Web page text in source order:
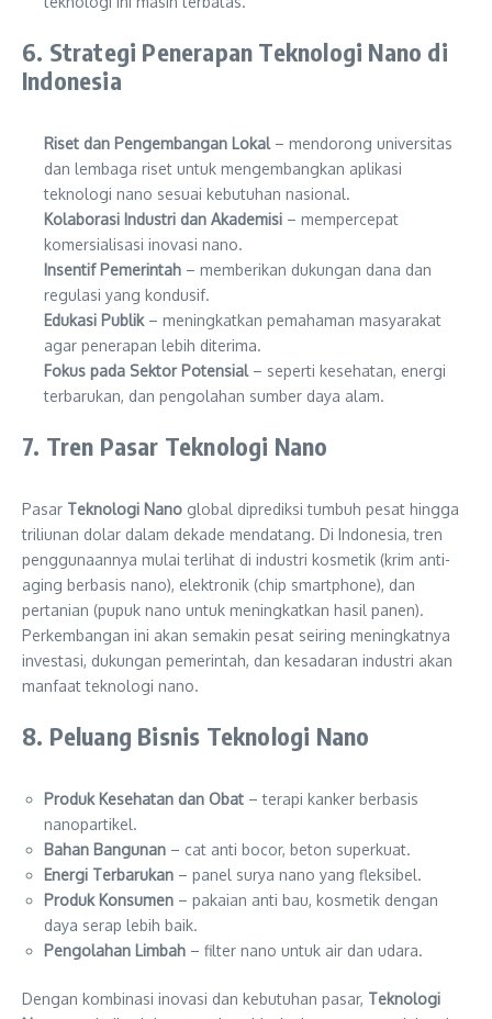
6. Strategi Penerapan Teknologi Nano di
Indonesia
Riset dan Pengembangan Lokal– mendorong universitas
dan lembaga riset untuk mengembangkan aplikasi
teknologi nano sesuai kebutuhan nasional.
Kolaborasi Industri dan Akademisi – mempercepat
komersialisasi inovasi nano.
Insentif Pemerintah – memberikan dukungan dana dan
regulasi yang kondusif.
Edukasi Publik– meningkatkan pemahaman masyarakat
agar penerapan lebih diterima.
Fokus pada Sektor Potensial– seperti kesehatan, energi
terbarukan, dan pengolahan sumber daya alam.
7. Tren Pasar Teknologi Nano
Pasar Teknologi Nano global diprediksi tumbuh pesat hingga
triliunan dolar dalam dekade mendatang. Di Indonesia, tren
penggunaannya mulai terlihat di industri kosmetik (krim anti-
aging berbasis nano), elektronik (chip smartphone), dan
pertanian (pupuk nano untuk meningkatkan hasil panen).
Perkembangan ini akan semakin pesat seiring meningkatnya
investasi, dukungan pemerintah, dan kesadaran industri akan
manfaat teknologi nano.
8. Peluang Bisnis Teknologi Nano
Produk Kesehatan dan Obat – terapi kanker berbasis
nanopartikel.
Bahan Bangunan – cat anti bocor, beton superkuat.
Energi Terbarukan – panel surya nano yang fleksibel.
Produk Konsumen – pakaian anti bau, kosmetik dengan
daya serap lebih baik.
Pengolahan Limbah – filter nano untuk air dan udara.
Dengan kombinasi inovasi dan kebutuhan pasar, Teknologi